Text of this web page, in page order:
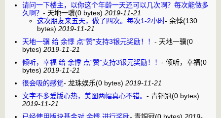
请问一下楼主，以你这个年龄一天还可以几次啊？每次能做多
久啊？ - 天地一骥(0 bytes) 2019-11-21
这次朋友来五天，做了四次。每次1-2小时- 余悸(130
bytes) 2019-11-21
天地一骥 给 余悸 点“赞”支持3银元奖励！！ - 天地一骥(0
bytes) 2019-11-21
倾听，幸福 给 余悸 点“赞”支持3银元奖励！！ - 倾听，幸福(0
bytes) 2019-11-21
很会吸的感觉- 龙珠娱乐(0 bytes) 2019-11-21
文字不多爱版心热，美图两幅真心不错。 - 青铜冠(0 bytes)
2019-11-21